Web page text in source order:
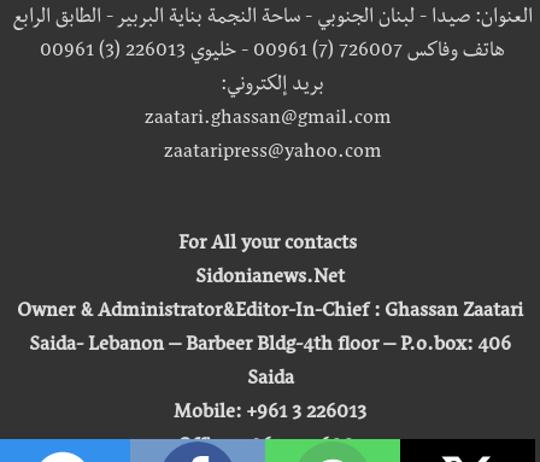
العنوان: صيدا - لبنان الجنوبي - ساحة النجمة بناية البربير - الطابق الرابع
هاتف وفاكس 726007 (7) 00961 - خليوي 226013 (3) 00961
بريد إلكتروني:
zaatari.ghassan@gmail.com
zaataripress@yahoo.com
For All your contacts
Sidonianews.Net
Owner & Administrator&Editor-In-Chief : Ghassan Zaatari
Saida- Lebanon – Barbeer Bldg-4th floor – P.o.box: 406
Saida
Mobile: +961 3 226013
Office: +961 7 726007